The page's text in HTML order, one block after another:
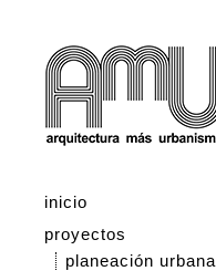
inicio
proyectos
planeación urbana